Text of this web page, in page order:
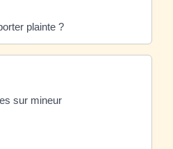
plainte ?
sur mineur